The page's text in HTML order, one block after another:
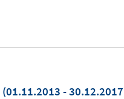
(01.11.2013 -